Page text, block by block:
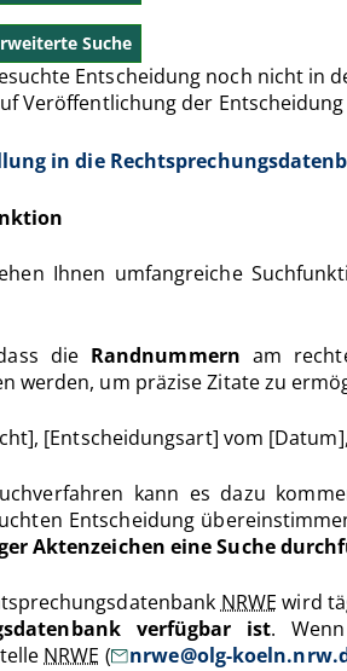
Entscheidung noch nicht in
Veröffentlichung der
in die
Ihnen umfangreiche
die Randnummern am
werden, um präzise Zitate zu
[Entscheidungsart] vom
kann es dazu
Entscheidung
Aktenzeichen eine Suche
NRWE wird
verfügbar ist.
NRWE ( nrwe@olg-